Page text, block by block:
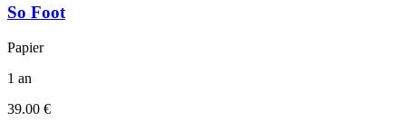
So Foot
Papier
1 an
39.00 €